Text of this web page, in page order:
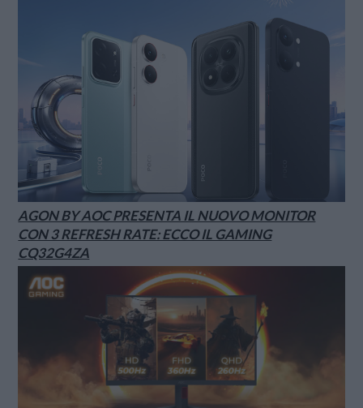
AGON BY AOC PRESENTA IL NUOVO MONITOR
CON 3 REFRESH RATE: ECCO IL GAMING
CQ32G4ZA